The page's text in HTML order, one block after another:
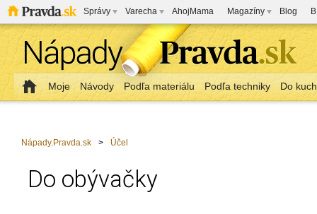
Správy Varecha AhojMama Magazíny Blog
Moje Návody Podľa materiálu Podľa techniky Do
Nápady.Pravda.sk > Účel
Do obývačky